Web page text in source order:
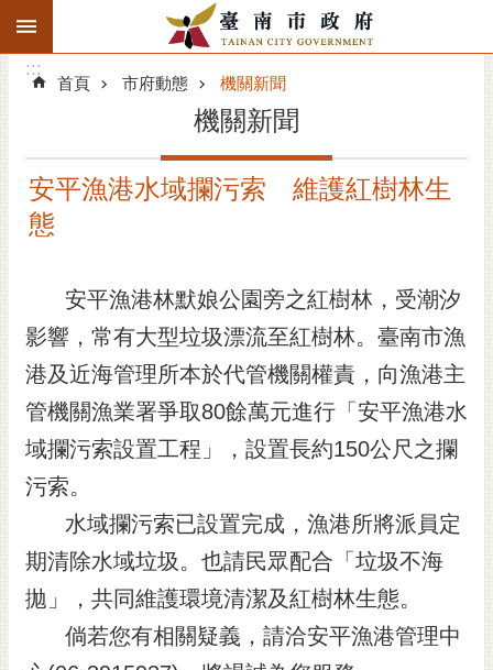
跳到主要內容區塊
搜
階
精彩府城
市府團隊
主題服務
市政資訊
市民互動
偉
哲
螢
:::
:::
首頁 市府動態 機關新聞
機關新聞
安平漁港水域攔污索 維護紅樹林生
態
安平漁港林默娘公園旁之紅樹林，受潮汐
影響，常有大型垃圾漂流至紅樹林。臺南市漁
港及近海管理所本於代管機關權責，向漁港主
管機關漁業署爭取80餘萬元進行「安平漁港水
域攔污索設置工程」，設置長約150公尺之攔
污索。
水域攔污索已設置完成，漁港所將派員定
期清除水域垃圾。也請民眾配合「垃圾不海
拋」，共同維護環境清潔及紅樹林生態。
倘若您有相關疑義，請洽安平漁港管理中